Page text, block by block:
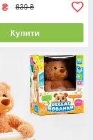
₴ 839 ₴
Купити